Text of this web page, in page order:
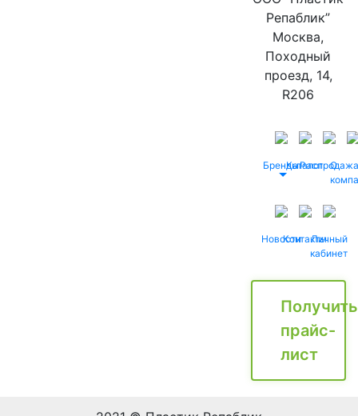
Репаблик”
Москва,
Походный
проезд, 14,
R206
БрендыКаталог
Распродажа
О
НовостиКонтактыЛичный
кабинет
Получить
прайс-
лист